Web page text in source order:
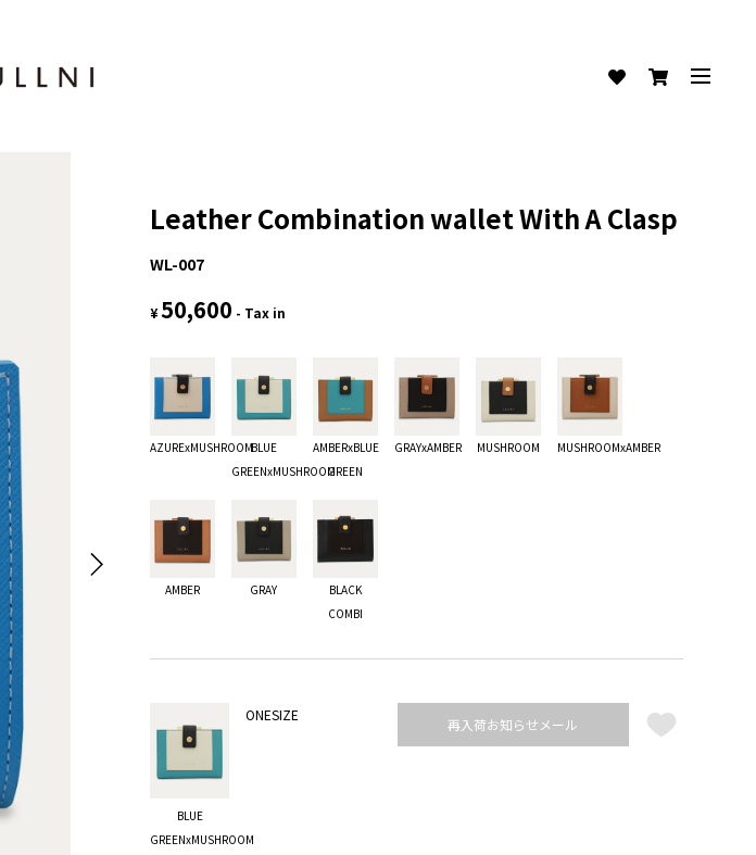
Leather Combination wallet With A Clasp
WL-007
¥50,600 - Tax in
AZURExMUSHROOMBLUE
GREENxMUSHROOM
AMBERxBLUE
GREEN
GRAYxAMBER MUSHROOM MUSHROOMxAMBER
AMBER GRAY
BLACK
COMBI
BLUE
GREENxMUSHROOM
ONESIZE
再入荷お知らせメール